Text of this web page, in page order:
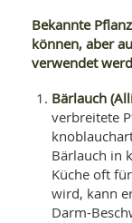
Bekannte
können, aber
verwendet
Bärlauch
verbreitete
Bärlauch in
Küche oft
wird, kann
Darm-